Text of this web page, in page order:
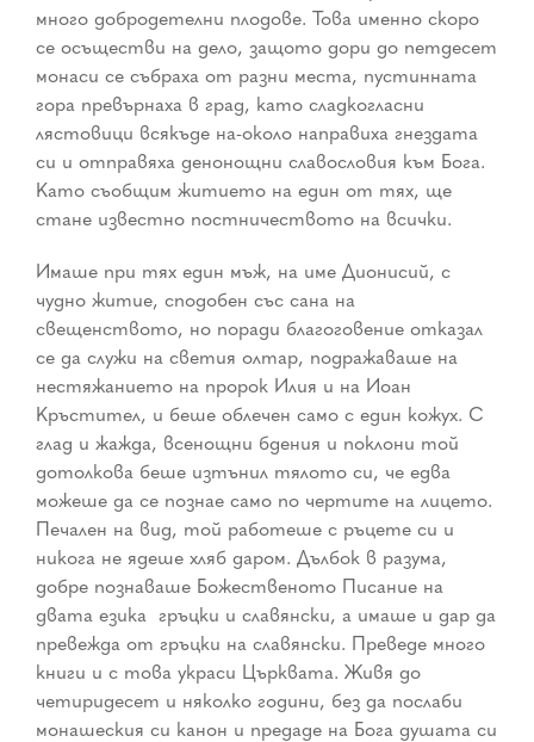
много добродетелни плодове. Това именно скоро
се осъществи на дело, защото дори до петдесет
монаси се събраха от разни места, пустинната
гора превърнаха в град, като сладкогласни
лястовици всякъде на-около направиха гнездата
си и отправяха денонощни славословия към Бога.
Като съобщим житието на един от тях, ще
стане известно постничеството на всички.
Имаше при тях един мъж, на име Дионисий, с
чудно житие, сподобен със сана на
свещенството, но поради благоговение отказал
се да служи на светия олтар, подражаваше на
нестяжанието на пророк Илия и на Иоан
Кръстител, и беше облечен само с един кожух. С
глад и жажда, всенощни бдения и поклони той
дотолкова беше изтънил тялото си, че едва
можеше да се познае само по чертите на лицето.
Печален на вид, той работеше с ръцете си и
никога не ядеше хляб даром. Дълбок в разума,
добре познаваше Божественото Писание на
двата езика ­ гръцки и славянски, а имаше и дар да
превежда от гръцки на славянски. Преведе много
книги и с това украси Църквата. Живя до
четиридесет и няколко години, без да послаби
монашеския си канон и предаде на Бога душата си